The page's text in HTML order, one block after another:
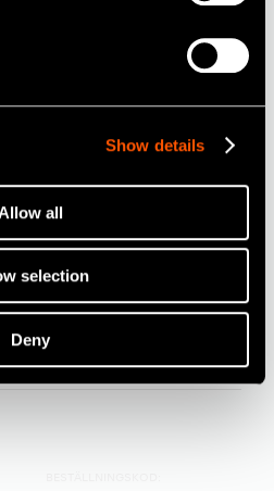
Show details
Allow all
selection
DenyBESTÄLLNINGSKOD:
Y141495